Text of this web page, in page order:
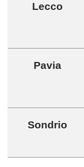
Lecco
Pavia
Sondrio